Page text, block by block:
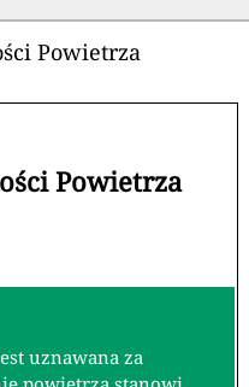
Powietrza
Powietrza
uznawana za